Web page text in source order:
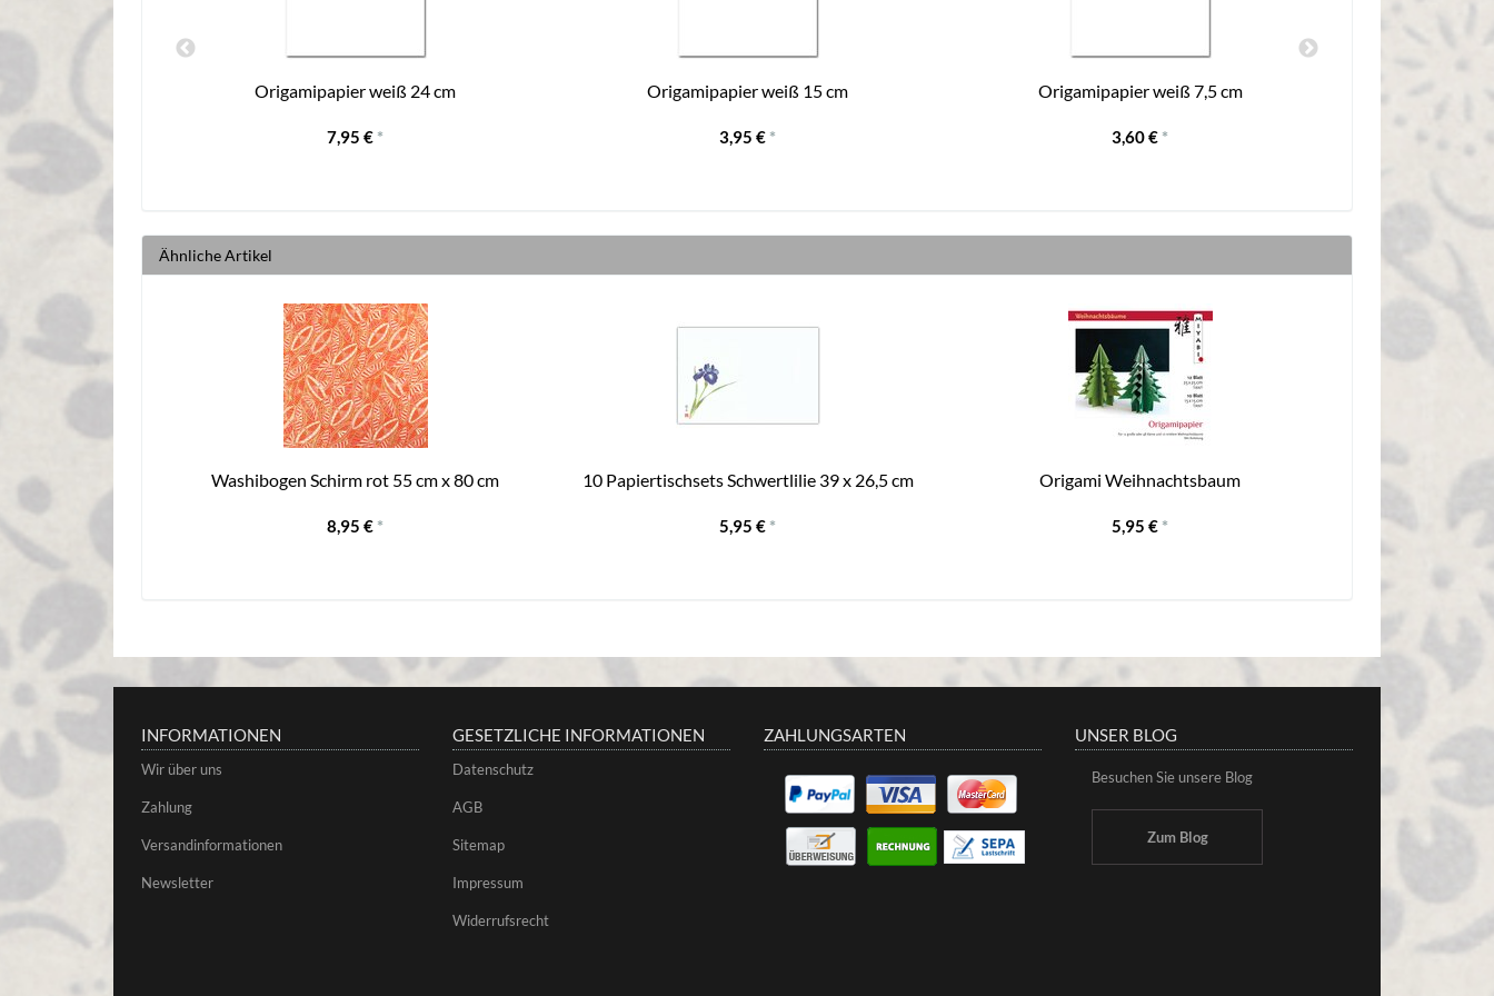
Origamipapier weiß 24 cm
7,95 € *
Origamipapier weiß 15 cm
3,95 € *
Origamipapier weiß 7,5 cm
3,60 € *
Ähnliche Artikel
Washibogen Schirm rot 55 cm x 80 cm
8,95 € *
10 Papiertischsets Schwertlilie 39 x 26,5 cm
5,95 € *
Origami Weihnachtsbaum
5,95 € *
INFORMATIONEN
Wir über uns
Zahlung
Versandinformationen
Newsletter
GESETZLICHE INFORMATIONEN
Datenschutz
AGB
Sitemap
Impressum
Widerrufsrecht
ZAHLUNGSARTEN UNSER BLOG
Besuchen Sie unsere Blog
Zum Blog